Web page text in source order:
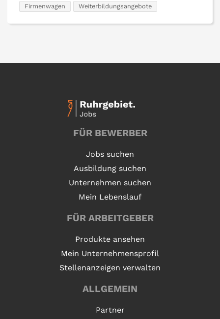
Firmenwagen Weiterbildungsangebote
FÜR BEWERBER
Jobs suchen
Ausbildung suchen
Unternehmen suchen
Mein Lebenslauf
FÜR ARBEITGEBER
Produkte ansehen
Mein Unternehmensprofil
Stellenanzeigen verwalten
ALLGEMEIN
Partner